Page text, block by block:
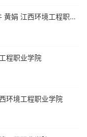
黄娟 江西环境工程职业
程职业学院
环境工程职业学院